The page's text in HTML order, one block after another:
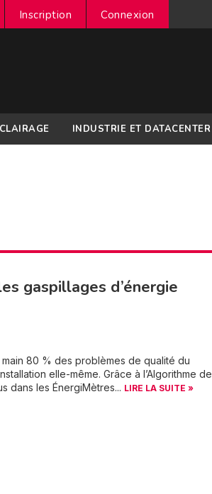
Inscription Connexion
INDUSTRIE ET DATACENTER
gaspillages d’énergie
80 % des problèmes de qualité du
elle-même. Grâce à l’Algorithme de
dans les ÉnergiMètres... LIRE LA SUITE »